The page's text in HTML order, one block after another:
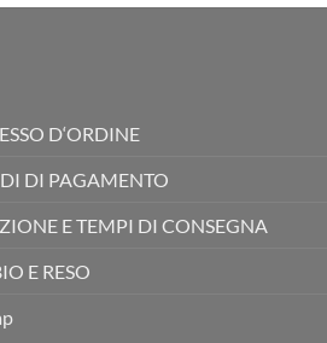
D‘ORDINE
DI PAGAMENTO
E TEMPI DI CONSEGNA
E RESO